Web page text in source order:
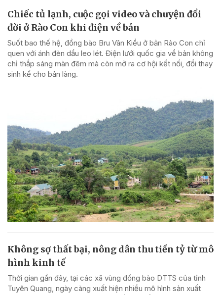
Chiếc tủ lạnh, cuộc gọi video và chuyện đổi
đời ở Rào Con khi điện về bản
Suốt bao thế hệ, đồng bào Bru Vân Kiều ở bản Rào Con chỉ
quen với ánh đèn dầu leo lét. Điện lưới quốc gia về bản không
chỉ thắp sáng màn đêm mà còn mở ra cơ hội kết nối, đổi thay
sinh kế cho bản làng.
Không sợ thất bại, nông dân thu tiền tỷ từ mô
hình kinh tế
Thời gian gần đây, tại các xã vùng đồng bào DTTS của tỉnh
Tuyên Quang, ngày càng xuất hiện nhiều mô hình sản xuất